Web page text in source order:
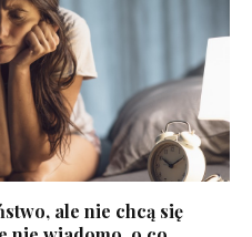
ale nie chcą się